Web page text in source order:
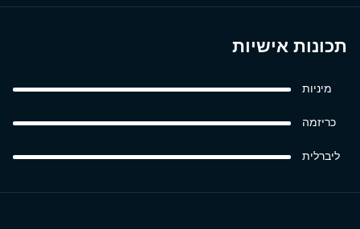
תכונות אישיות
מיניות
כריזמה
ליברלית